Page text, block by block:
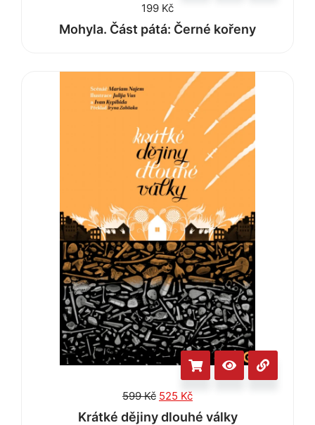
199 Kč
Mohyla. Část pátá: Černé kořeny
599Kč 525 Kč
Krátké dějiny dlouhé války